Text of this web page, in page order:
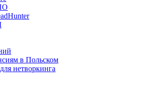
в Польском
нетворкинга